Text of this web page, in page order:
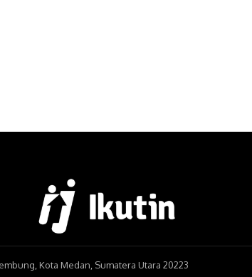
Kota Medan, Sumatera Utara 20223